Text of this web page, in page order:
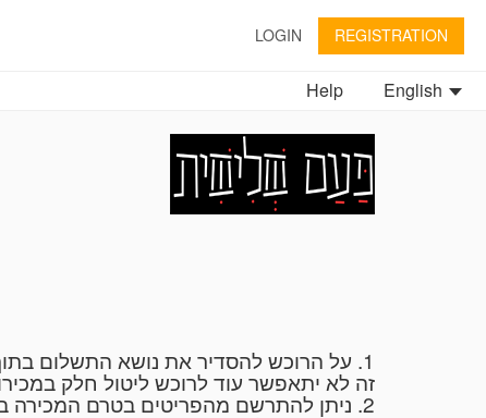
LOGIN REGISTRATION
English
Help
זה לא יתאפשר עוד לרוכש ליטול חלק
2. ניתן להתרשם מהפריטים בטרם המכירה במשרד "פעם שלישית" בימים א'-ה', 10.00-14.00 ובתיאום טלפוני 054-6272735 או ב: 053-8265447